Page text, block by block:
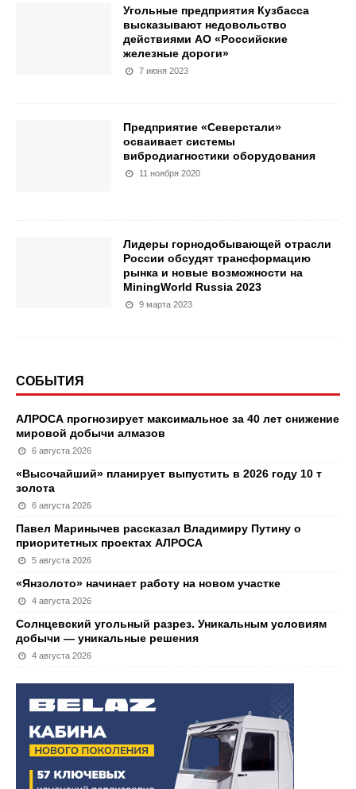
Угольные предприятия Кузбасса
высказывают недовольство
действиями АО «Российские
железные дороги»
7 июня 2023
Предприятие «Северстали»
осваивает системы
вибродиагностики оборудования
11 ноября 2020
Лидеры горнодобывающей отрасли
России обсудят трансформацию
рынка и новые возможности на
MiningWorld Russia 2023
9 марта 2023
СОБЫТИЯ
АЛРОСА прогнозирует максимальное за 40 лет снижение
мировой добычи алмазов
6 августа 2026
«Высочайший» планирует выпустить в 2026 году 10 т
золота
6 августа 2026
Павел Маринычев рассказал Владимиру Путину о
приоритетных проектах АЛРОСА
5 августа 2026
«Янзолото» начинает работу на новом участке
4 августа 2026
Солнцевский угольный разрез. Уникальным условиям
добычи — уникальные решения
4 августа 2026